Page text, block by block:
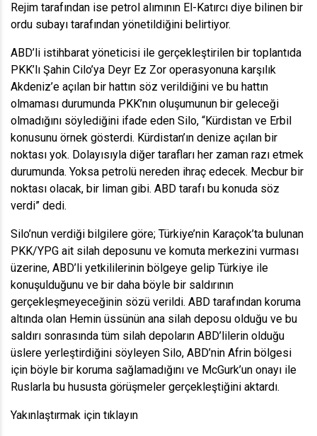
Rejim tarafından ise petrol alımının El-Katırcı diye bilinen bir
ordu subayı tarafından yönetildiğini belirtiyor.
ABD’li istihbarat yöneticisi ile gerçekleştirilen bir toplantıda
PKK’lı Şahin Cilo’ya Deyr Ez Zor operasyonuna karşılık
Akdeniz’e açılan bir hattın söz verildiğini ve bu hattın
olmaması durumunda PKK’nın oluşumunun bir geleceği
olmadığını söylediğini ifade eden Silo, “Kürdistan ve Erbil
konusunu örnek gösterdi. Kürdistan’ın denize açılan bir
noktası yok. Dolayısıyla diğer tarafları her zaman razı etmek
durumunda. Yoksa petrolü nereden ihraç edecek. Mecbur bir
noktası olacak, bir liman gibi. ABD tarafı bu konuda söz
verdi” dedi.
Silo’nun verdiği bilgilere göre; Türkiye’nin Karaçok’ta bulunan
PKK/YPG ait silah deposunu ve komuta merkezini vurması
üzerine, ABD’li yetkililerinin bölgeye gelip Türkiye ile
konuşulduğunu ve bir daha böyle bir saldırının
gerçekleşmeyeceğinin sözü verildi. ABD tarafından koruma
altında olan Hemin üssünün ana silah deposu olduğu ve bu
saldırı sonrasında tüm silah depoların ABD’lilerin olduğu
üslere yerleştirdiğini söyleyen Silo, ABD’nin Afrin bölgesi
için böyle bir koruma sağlamadığını ve McGurk’un onayı ile
Ruslarla bu hususta görüşmeler gerçekleştiğini aktardı.
Yakınlaştırmak için tıklayın